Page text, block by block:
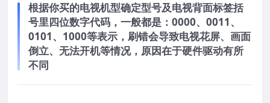
根据你买的电视机型确定型号及电视背面标签括
号里四位数字代码，一般都是：0000、0011、
0101、1000等表示，刷错会导致电视花屏、画面
倒立、无法开机等情况，原因在于硬件驱动有所
不同